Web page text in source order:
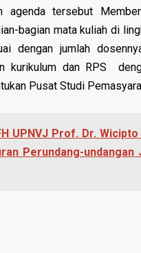
agenda tersebut
bagian mata kuliah di
dengan jumlah
kurikulum dan RPS
Pusat Studi
UPNVJ Prof. Dr.
Perundang-